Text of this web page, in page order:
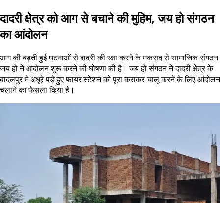
दादरी क्षेत्र को आग से बचाने की मुहिम, जय हो संगठन
का आंदोलन
आग की बढ़ती हुई घटनाओं से दादरी की रक्षा करने के मकसद से सामाजिक संगठन
जय हो ने आंदोलन शुरू करने की घोषणा की है। जय हो संगठन ने दादरी क्षेत्र के
बादलपुर में अधूरे पड़े हुए फायर स्टेशन को पूरा कराकर चालू करने के लिए आंदोलन
चलाने का फैसला किया है।